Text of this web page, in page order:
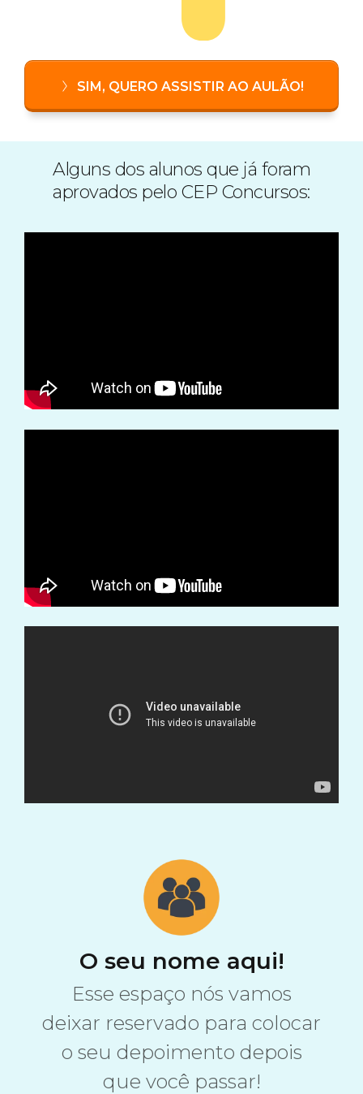
SIM, QUERO ASSISTIR AO AULÃO!
Alguns dos alunos que já foram
aprovados pelo CEP Concursos:
O seu nome aqui!
Esse espaço nós vamos
deixar reservado para colocar
o seu depoimento depois
que você passar!